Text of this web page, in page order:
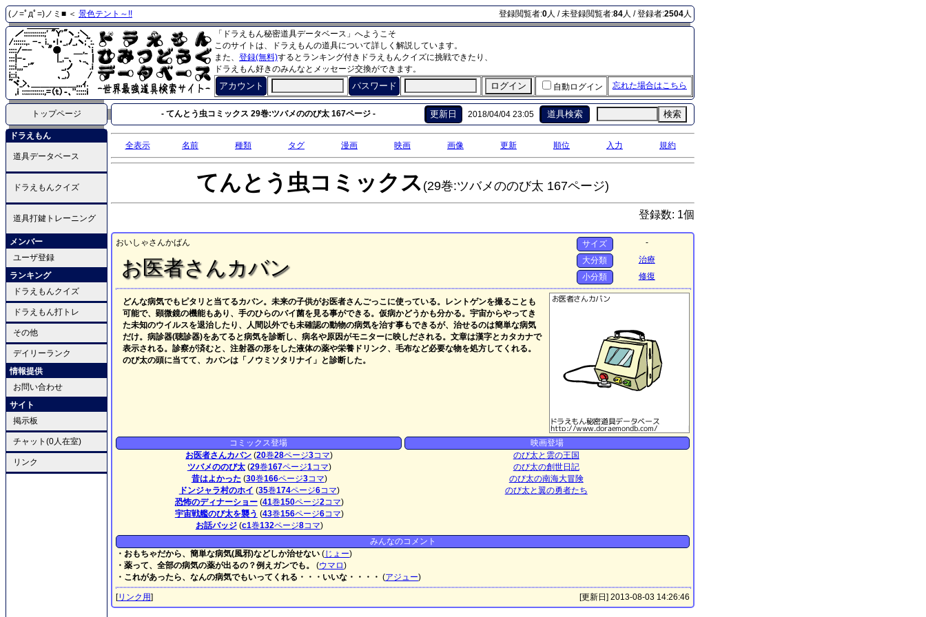
(ノ=ﾟдﾟ=)ノミ■ ＜ 景色テント～!! 登録閲覧者:0人 / 未登録閲覧者:84人 / 登録者:2504人
「ドラえもん秘密道具データベース」へようこそ
このサイトは、ドラえもんの道具について詳しく解説しています。
また、 登録(無料)するとランキング付きドラえもんクイズに挑戦できたり、
ドラえもん好きのみんなとメッセージ交換ができます。
アカウント パスワード 自動ログイン 忘れた場合はこちら
トップページ - てんとう虫コミックス 29巻:ツバメののび太 167ページ - 更新日 2018/04/04 23:05 道具検索 検索
ドラえもん
道具データベース
ドラえもんクイズ
道具打鍵トレーニング
メンバー
ユーザ登録
ランキング
ドラえもんクイズ
ドラえもん打トレ
その他
デイリーランク
情報提供
お問い合わせ
サイト
掲示板
チャット(0人在室)
リンク
全表示 名前 種類 タグ 漫画 映画 画像 更新 順位 入力 規約
てんとう虫コミックス (29巻:ツバメののび太 167ページ)
登録数: 1個
おいしゃさんかばん
お医者さんカバン
サイズ
-
大分類
治療
小分類
修復
どんな病気でもピタリと当てるカバン。未来の子供がお医者さんごっこに使っている。レントゲンを撮ることも
可能で、顕微鏡の機能もあり、手のひらのバイ菌を見る事ができる。仮病かどうかも分かる。宇宙からやってき
た未知のウイルスを退治したり、人間以外でも未確認の動物の病気を治す事もできるが、治せるのは簡単な病気
だけ。病診器(聴診器)をあてると病気を診断し、病名や原因がモニターに映しだされる。文章は漢字とカタカナで
表示される。診察が済むと、注射器の形をした液体の薬や栄養ドリンク、毛布など必要な物を処方してくれる。
のび太の頭に当てて、カバンは「ノウミソタリナイ」と診断した。
コミックス登場
お医者さんカバン (20巻28ページ3コマ)
ツバメののび太(29巻167ページ1コマ)
昔はよかった (30巻166ページ3コマ)
ドンジャラ村のホイ (35巻174ページ6コマ)
恐怖のディナーショー(41巻150ページ2コマ)
宇宙戦艦のび太を襲う (43巻156ページ6コマ)
お話バッジ(c1巻132ページ8コマ)
映画登場
のび太と雲の王国
のび太の創世日記
のび太の南海大冒険
のび太と翼の勇者たち
みんなのコメント
・おもちゃだから、簡単な病気(風邪)などしか治せない (じょー)
・薬って、全部の病気の薬が出るの？例えガンでも。
(ウマロ)
・これがあったら、なんの病気でもいってくれる・・・いいな・・・・ (アジュー)
[リンク用] [更新日] 2013-08-03 14:26:46